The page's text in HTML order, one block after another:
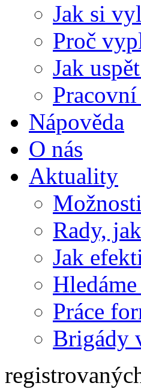
Jak si
Proč
Jak
Nápověda
O nás
Aktuality
Rady,
Jak
Práce
Brigády